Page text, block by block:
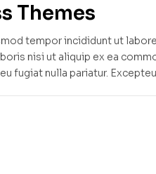
Themes
tempor incididunt ut
nisi ut aliquip ex ea
fugiat nulla pariatur.